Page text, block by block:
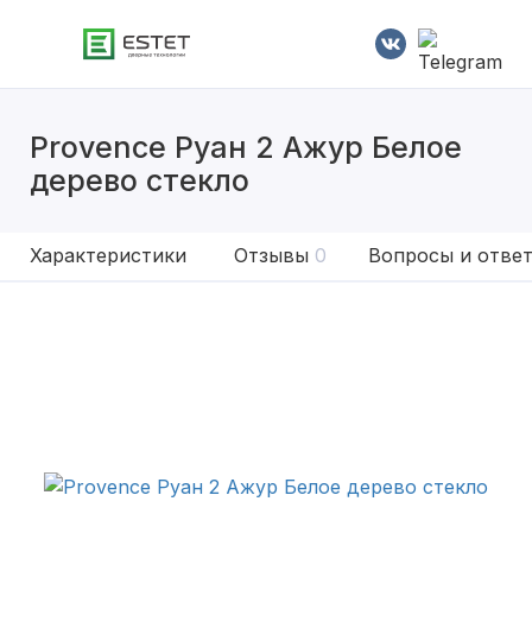
Provence Руан 2 Ажур Белое
дерево стекло
Характеристики Отзывы 0 Вопросы и